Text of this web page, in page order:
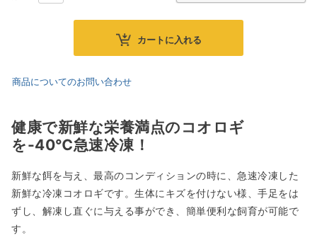
カートに入れる
商品についてのお問い合わせ
健康で新鮮な栄養満点のコオロギ
を-40℃急速冷凍！
新鮮な餌を与え、最高のコンディションの時に、急速冷凍した
新鮮な冷凍コオロギです。生体にキズを付けない様、手足をは
ずし、解凍し直ぐに与える事ができ、簡単便利な飼育が可能で
す。